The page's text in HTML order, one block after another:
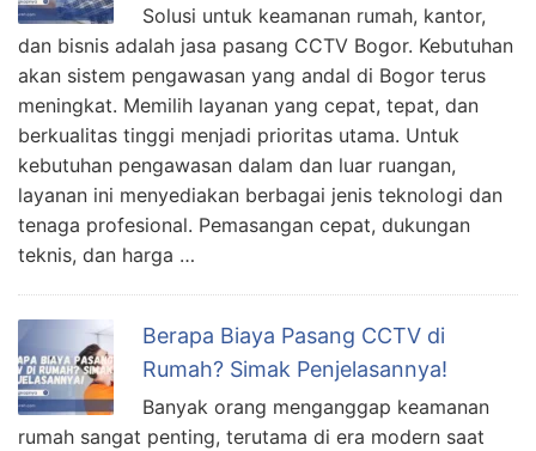
Solusi untuk keamanan rumah, kantor,
dan bisnis adalah jasa pasang CCTV Bogor. Kebutuhan
akan sistem pengawasan yang andal di Bogor terus
meningkat. Memilih layanan yang cepat, tepat, dan
berkualitas tinggi menjadi prioritas utama. Untuk
kebutuhan pengawasan dalam dan luar ruangan,
layanan ini menyediakan berbagai jenis teknologi dan
tenaga profesional. Pemasangan cepat, dukungan
teknis, dan harga …
Berapa Biaya Pasang CCTV di
Rumah? Simak Penjelasannya!
Banyak orang menganggap keamanan
rumah sangat penting, terutama di era modern saat